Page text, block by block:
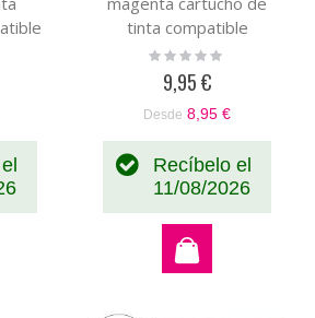
tinta compatible
(compatible con HP+)
Rating:
9,95 €
Desde 8,95 €
Recíbelo el
11/08/2026